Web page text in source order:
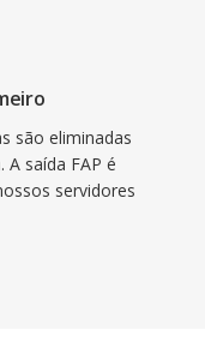
são eliminadas
saída FAP é
servidores